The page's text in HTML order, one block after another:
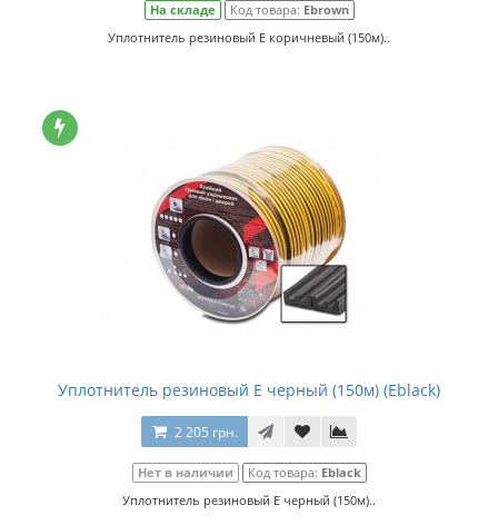
На складе Код товара: Ebrown
Уплотнитель резиновый E коричневый (150м)..
Уплотнитель резиновый E черный (150м) (Eblack)
2 205 грн.
Нет в наличии Код товара: Eblack
Уплотнитель резиновый E черный (150м)..